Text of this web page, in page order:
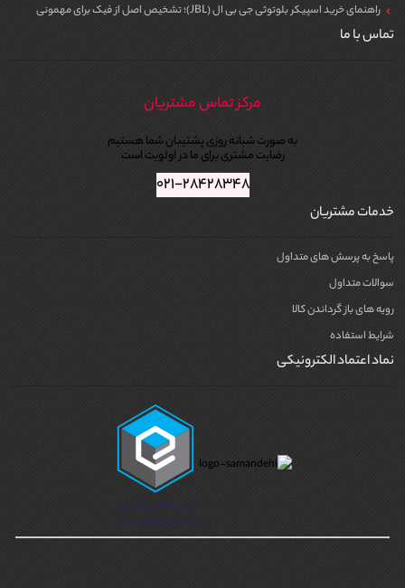
راهنمای خرید اسپیکر بلوتوثی جی بی ال (JBL)؛ تشخیص اصل از فیک برای مهمونی
تماس با ما
مرکز تماس مشتریان
به صورت شبانه روزی پشتیبان شما هستیم
رضایت مشتری برای ما در اولویت است
۰۲۱-۲۸۴۲۸۳۴۸
خدمات مشتریان
پاسخ به پرسش های متداول
سوالات متداول
رویه های باز گرداندن کالا
شرایط استفاده
نماد اعتماد الکترونیکی